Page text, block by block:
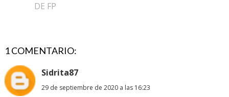
DE FP
1 COMENTARIO:
Sidrita87
29 de septiembre de 2020 a las 16:23